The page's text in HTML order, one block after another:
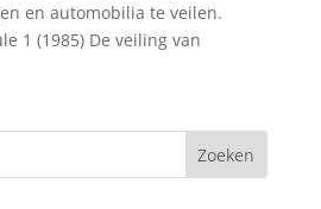
en automobilia te veilen.
1 (1985) De veiling van